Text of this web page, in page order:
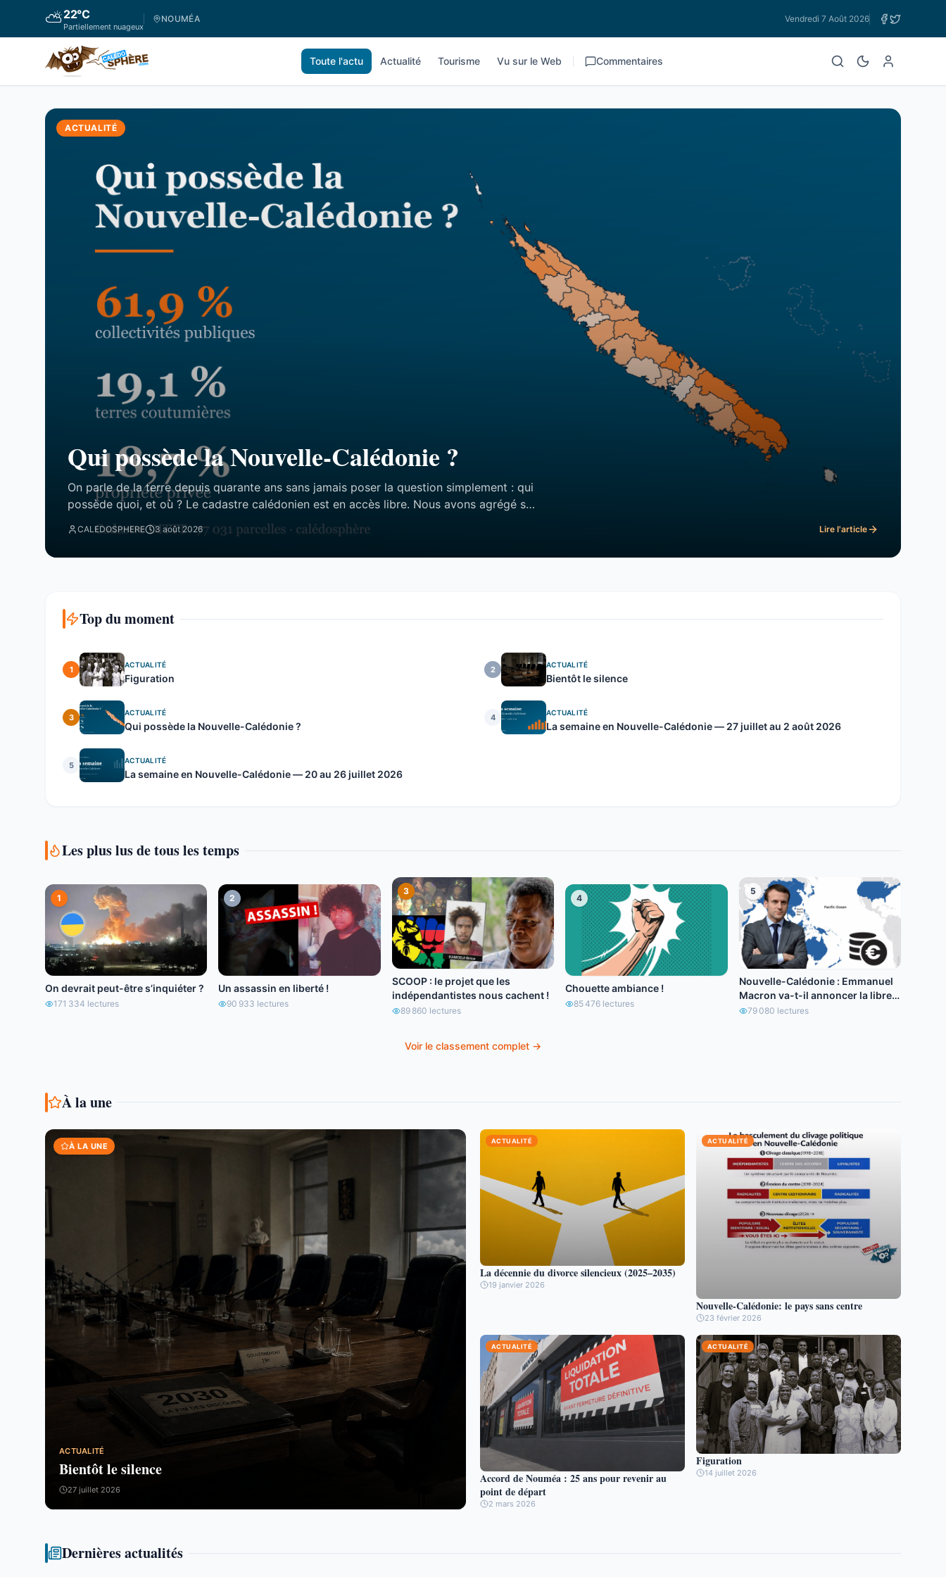
⛅22°C
Partiellement nuageux
NOUMÉA Vendredi 7 Août 2026
Toute l'actu Actualité Tourisme Vu sur le Web Commentaires
ACTUALITÉ
Qui possède la Nouvelle-Calédonie ?
On parle de la terre depuis quarante ans sans jamais poser la question simplement : qui
possède quoi, et où ? Le cadastre calédonien est en accès libre. Nous avons agrégé ses
77 031 parcelles. Le résultat tient en trois chiffres — et aucun des trois n’est celui qu’on
attend. Trois blocs, et un malentendu ...
CALEDOSPHERE 3 août 2026 Lire l'article
Top du moment
1
ACTUALITÉ
Figuration
2
ACTUALITÉ
Bientôt le silence
3
ACTUALITÉ
Qui possède la Nouvelle-Calédonie ?
4
ACTUALITÉ
La semaine en Nouvelle-Calédonie — 27 juillet au 2 août 2026
5
ACTUALITÉ
La semaine en Nouvelle-Calédonie — 20 au 26 juillet 2026
Les plus lus de tous les temps
1
On devrait peut-être s’inquiéter ?
171 334 lectures
2
Un assassin en liberté !
90 933 lectures
3
SCOOP : le projet que les
indépendantistes nous cachent !
89 860 lectures
4
Chouette ambiance !
85 476 lectures
5
Nouvelle-Calédonie : Emmanuel
Macron va-t-il annoncer la libre
circulation de l’euro ?
79 080 lectures
Voir le classement complet →
À la une
À LA UNE
ACTUALITÉ
Bientôt le silence
27 juillet 2026
ACTUALITÉ
La décennie du divorce silencieux (2025–2035)
19 janvier 2026
ACTUALITÉ
Nouvelle-Calédonie: le pays sans centre
23 février 2026
ACTUALITÉ
Accord de Nouméa : 25 ans pour revenir au
point de départ
2 mars 2026
ACTUALITÉ
Figuration
14 juillet 2026
Dernières actualités